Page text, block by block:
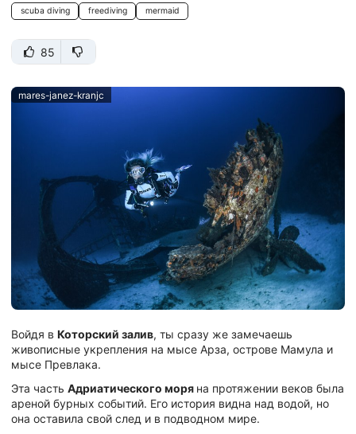
scuba diving freediving mermaid
85
mares-janez-kranjc
Войдя в Которский залив, ты сразу же замечаешь
живописные укрепления на мысе Арза, острове Мамула и
мысе Превлака.
Эта часть Адриатического моря на протяжении веков была
ареной бурных событий. Его история видна над водой, но
она оставила свой след и в подводном мире.